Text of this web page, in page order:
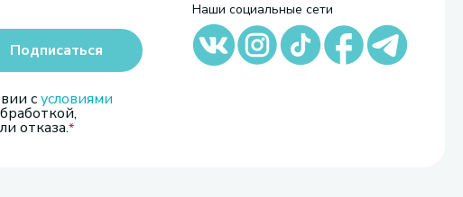
сусловиями
отказа.
Подписаться
Наши социальные сети